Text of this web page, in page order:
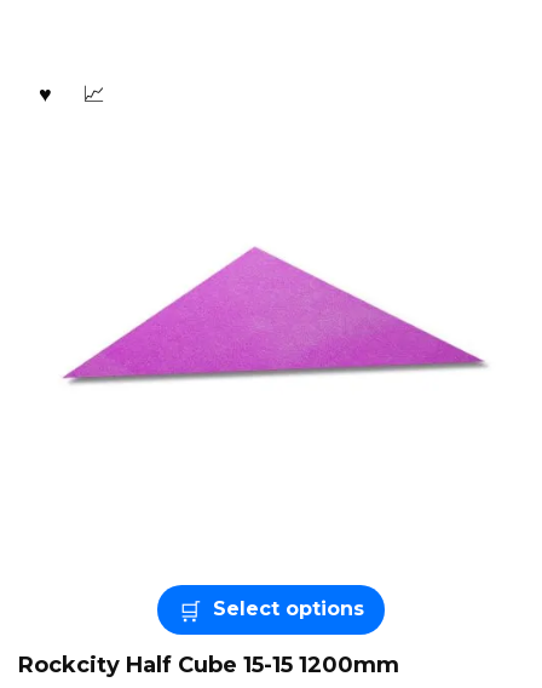
Select options
Rockcity Half Cube 15-15 1200mm